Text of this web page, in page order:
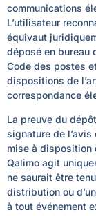
communications
L’utilisateur
équivaut
déposé en bureau
Code des postes
dispositions de
correspondance
La preuve du
signature de
mise à disposition
Qalimo agit
ne saurait être
distribution ou
à tout événement